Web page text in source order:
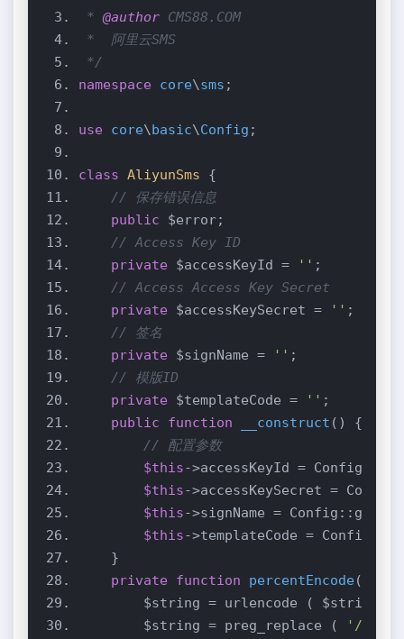
* @author
*/
namespace
core\sms
use core\basic\Config
class AliyunSms
// 保存错误信息
public
// Access Key ID
private $accessKeyId = ''
// Access Access Key Secret
private $accessKeySecret = ''
// 签名
private $signName = ''
// 模版ID
private $templateCode = ''
public
function __construct ()
// 配置参数
$this->accessKeyId =
$this->accessKeySecret =
$this->signName = Config::get(
$this->templateCode =
private
function percentEncode
$string = preg_replace (
'/\+/'